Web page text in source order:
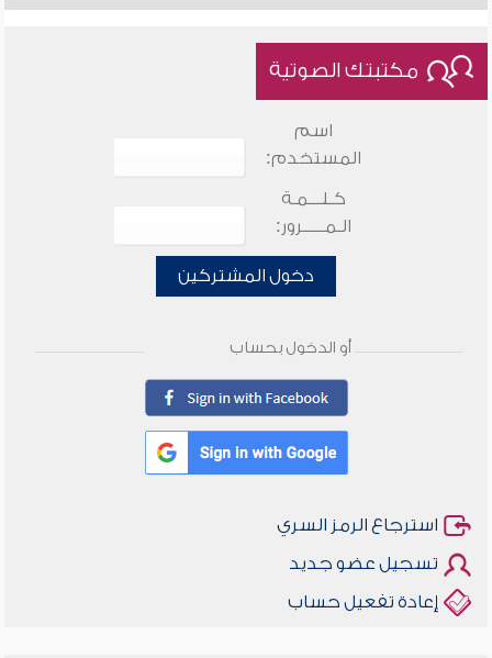
مكتبتك الصوتية
اسم
المستخدم:
كـلـــمـة
الـمـــــرور:
دخول المشتركين
أو الدخول بحساب
استرجاع الرمز السري
تسجيل عضو جديد
إعادة تفعيل حساب